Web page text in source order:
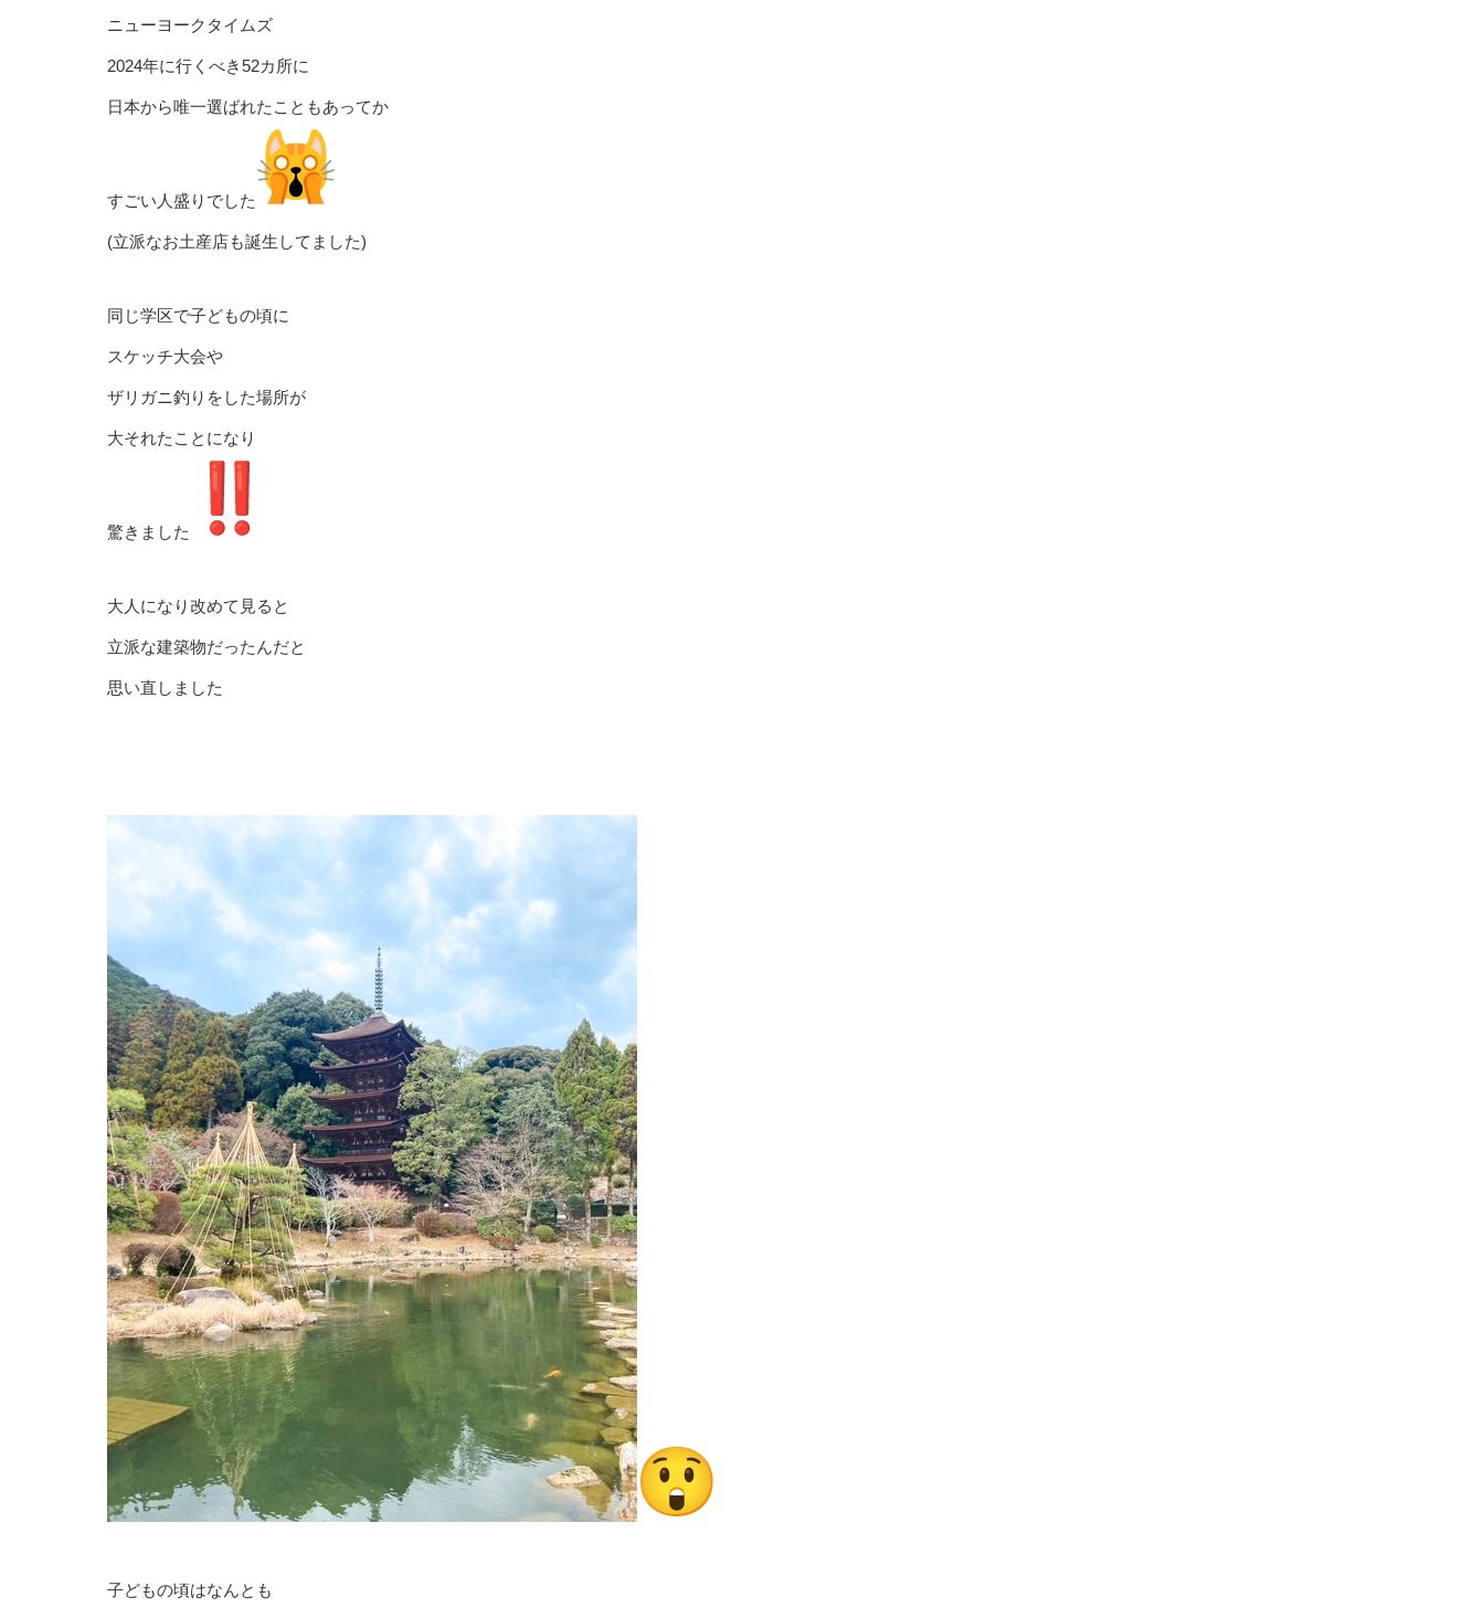
ニューヨークタイムズ
2024年に行くべき52カ所に
日本から唯一選ばれたこともあってか
すごい人盛りでした
(立派なお土産店も誕生してました)
同じ学区で子どもの頃に
スケッチ大会や
ザリガニ釣りをした場所が
大それたことになり
驚きました
大人になり改めて見ると
立派な建築物だったんだと
思い直しました
子どもの頃はなんとも